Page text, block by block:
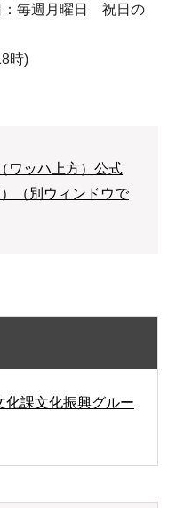
：毎週月曜日 祝日の
時)
ワッハ上方）公式
（別ウィンドウで
化課文化振興グルー